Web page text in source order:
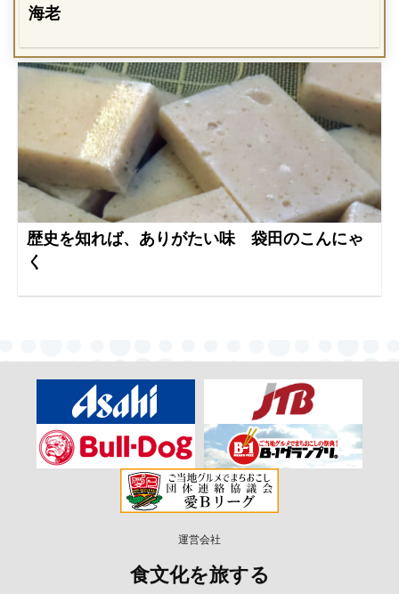
海老
歴史を知れば、ありがたい味 袋田のこんにゃ
く
運営会社
食文化を旅する